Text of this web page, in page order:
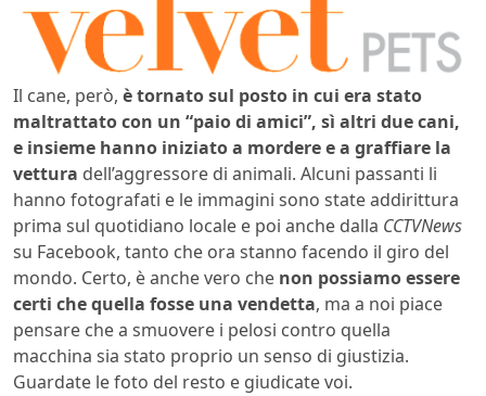
Il cane, però, è tornato sul posto in cui era stato
maltrattato con un “paio di amici”, sì altri due cani,
e insieme hanno iniziato a mordere e a graffiare la
vettura dell’aggressore di animali. Alcuni passanti li
hanno fotografati e le immagini sono state addirittura
prima sul quotidiano locale e poi anche dalla CCTVNews
su Facebook, tanto che ora stanno facendo il giro del
mondo. Certo, è anche vero che non possiamo essere
certi che quella fosse una vendetta, ma a noi piace
pensare che a smuovere i pelosi contro quella
macchina sia stato proprio un senso di giustizia.
Guardate le foto del resto e giudicate voi.